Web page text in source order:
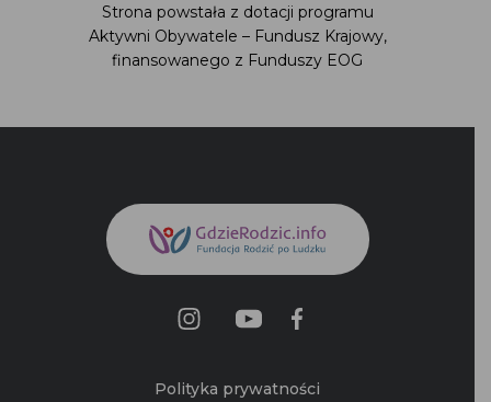
Strona powstała z dotacji programu
Aktywni Obywatele – Fundusz Krajowy,
finansowanego z Funduszy EOG
Polityka prywatności